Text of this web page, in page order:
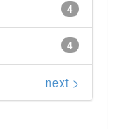
4
4
next >